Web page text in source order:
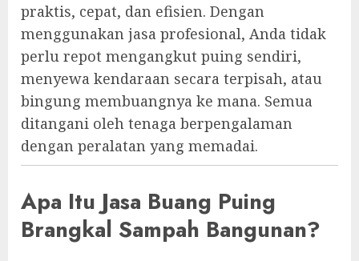
praktis, cepat, dan efisien. Dengan
menggunakan jasa profesional, Anda tidak
perlu repot mengangkut puing sendiri,
menyewa kendaraan secara terpisah, atau
bingung membuangnya ke mana. Semua
ditangani oleh tenaga berpengalaman
dengan peralatan yang memadai.
Apa Itu Jasa Buang Puing
Brangkal Sampah Bangunan?